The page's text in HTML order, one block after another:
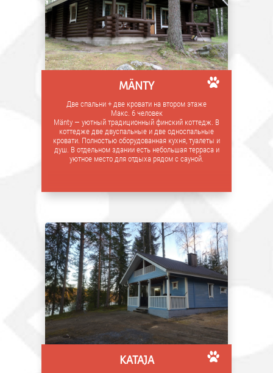
MÄNTY
Две спальни + две кровати на втором этаже
Макс. 6 человек
Mänty — уютный традиционный финский коттедж. В
коттедже две двуспальные и две односпальные
кровати. Полностью оборудованная кухня, туалеты и
душ. В отдельном здании есть небольшая терраса и
уютное место для отдыха рядом с сауной.
KATAJA